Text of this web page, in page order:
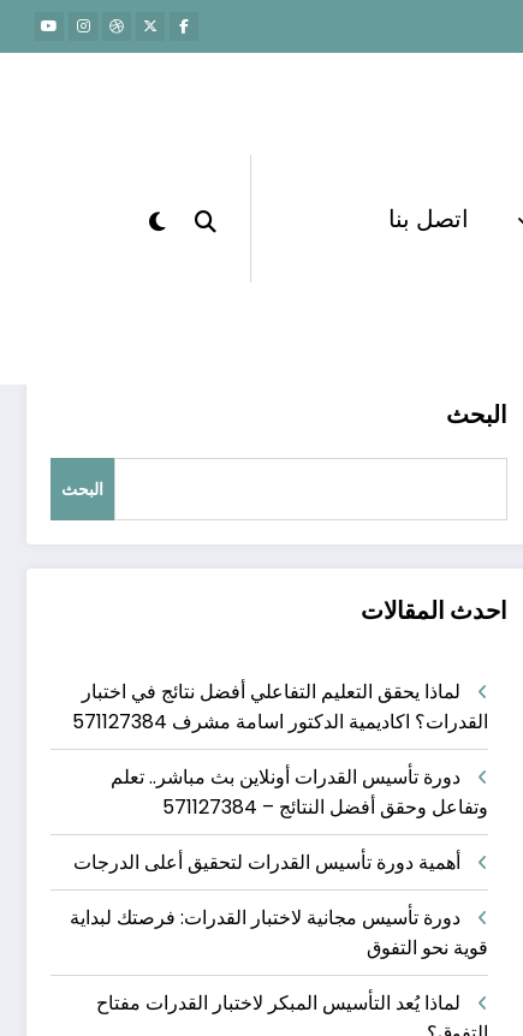
اتصل بنا
البحث
البحث
احدث المقالات
لماذا يحقق التعليم التفاعلي أفضل نتائج في اختبار
القدرات؟ اكاديمية الدكتور اسامة مشرف 571127384
دورة تأسيس القدرات أونلاين بث مباشر.. تعلم
وتفاعل وحقق أفضل النتائج – 571127384
أهمية دورة تأسيس القدرات لتحقيق أعلى الدرجات
دورة تأسيس مجانية لاختبار القدرات: فرصتك لبداية
قوية نحو التفوق
لماذا يُعد التأسيس المبكر لاختبار القدرات مفتاح